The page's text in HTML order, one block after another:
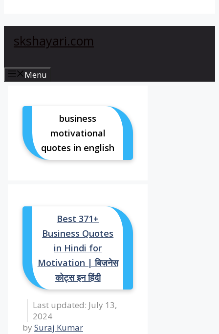
skshayari.com
Menu
business
motivational
quotes in english
Best 371+
Business Quotes
in Hindi for
Motivation | बिज़नेस
कोट्स इन हिंदी
July 13,
2024
by Suraj Kumar